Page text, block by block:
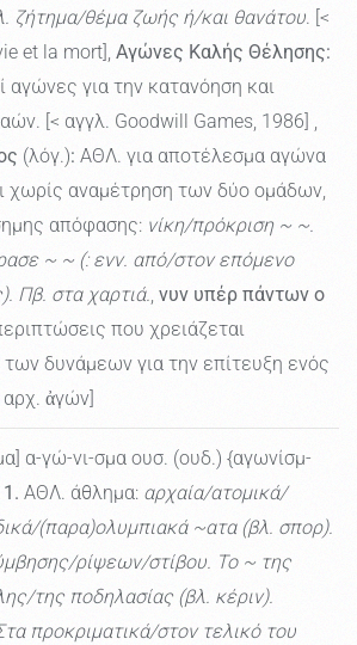
ζήτημα/θέμα ζωής ή/και θανάτου. [<
et la mort], Αγώνες Καλής Θέλησης:
αγώνες για την κατανόηση και
[< αγγλ. Goodwill Games, 1986] ,
(λόγ.): ΑΘΛ. για αποτέλεσμα αγώνα
χωρίς αναμέτρηση των δύο ομάδων,
απόφασης: νίκη/πρόκριση ~ ~.
~ ~ (: ενν. από/στον επόμενο
Πβ. στα χαρτιά., νυν υπέρ πάντων ο
που χρειάζεται
δυνάμεων για την επίτευξη ενός
ἀγών]
α-γώ-νι-σμα ουσ. (ουδ.) {αγωνίσμ-
1. ΑΘΛ. άθλημα: αρχαία/ατομικά/
(παρα)ολυμπιακά ~ατα (βλ. σπορ).
ρίψεων/στίβου. Το ~ της
της ποδηλασίας (βλ. κέριν).
προκριματικά/στον τελικό του